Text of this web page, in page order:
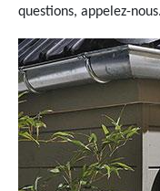
questions, appelez-nous.